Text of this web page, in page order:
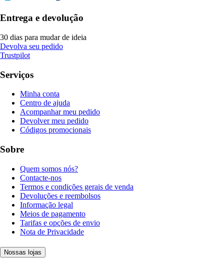
Entrega e devolução
30 dias para mudar de ideia
Devolva seu pedido
Trustpilot
Serviços
Minha conta
Centro de ajuda
Acompanhar meu pedido
Devolver meu pedido
Códigos promocionais
Sobre
Quem somos nós?
Contacte-nos
Termos e condições gerais de venda
Devoluções e reembolsos
Informação legal
Meios de pagamento
Tarifas e opções de envio
Nota de Privacidade
Nossas lojas